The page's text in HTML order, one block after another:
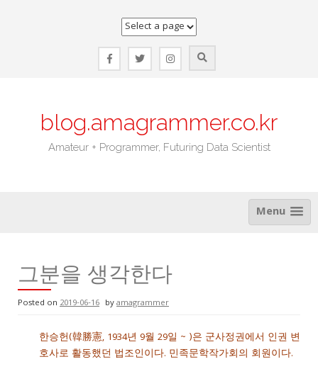
blog.amagrammer.co.kr
Amateur + Programmer, Futuring Data Scientist
Menu
그분을 생각한다
Posted on 2019-06-16 byamagrammer
한승헌(韓勝憲, 1934년 9월 29일 ~ )은 군사정권에서 인권 변
호사로 활동했던 법조인이다. 민족문학작가회의 회원이다.